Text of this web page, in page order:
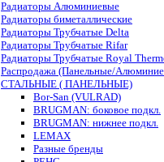
Радиаторы Алюминиевые
Радиаторы биметаллические
Радиаторы Трубчатые Delta
Радиаторы Трубчатые Rifar
Радиаторы Трубчатые Royal
Распродажа (Панельные/
СТАЛЬНЫЕ ( ПАНЕЛЬНЫЕ)
Bor-San (VULRAD)
BRUGMAN: боковое подкл.
BRUGMAN: нижнее подкл.
LEMAX
Разные бренды